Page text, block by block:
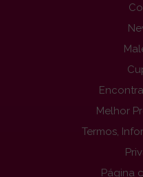
Melhor
Termos,
Página